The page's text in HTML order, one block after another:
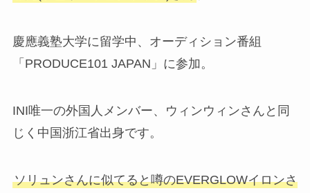
慶應義塾大学に留学中、オーディション番組
「PRODUCE101 JAPAN」に参加。
INI唯一の外国人メンバー、ウィンウィンさんと同
じく中国浙江省出身です。
ソリュンさんに似てると噂のEVERGLOWイロンさ